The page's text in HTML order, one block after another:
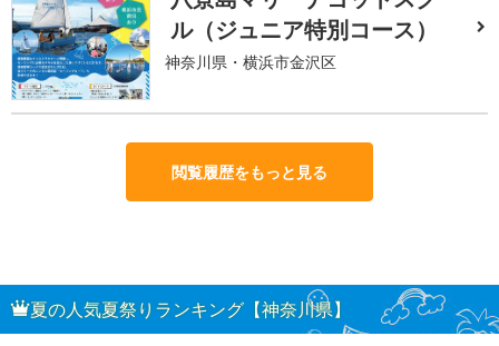
ル（ジュニア特別コース）
神奈川県・横浜市金沢区
閲覧履歴をもっと見る
夏の人気夏祭りランキング【神奈川県】